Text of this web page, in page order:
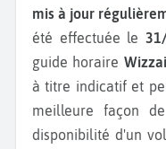
mis à jour
été effectuée le
guide horaire
à titre indicatif et
meilleure façon
disponibilité d'un